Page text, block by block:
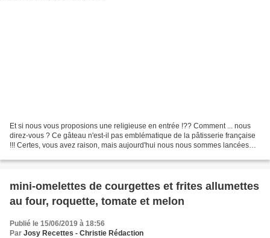
Et si nous vous proposions une religieuse en entrée !?? Comment ... nous
direz-vous ? Ce gâteau n'est-il pas emblématique de la pâtisserie française
!!! Certes, vous avez raison, mais aujourd'hui nous nous sommes lancées
mini-omelettes de courgettes et frites allumettes
au four, roquette, tomate et melon
Publié le 15/06/2019 à 18:56
Par Josy Recettes - Christie Rédaction